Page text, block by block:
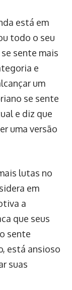
está em
todo o seu
sente mais
e
um
se sente
e diz que
uma versão
lutas no
em
a
que seus
sente
está ansioso
suas